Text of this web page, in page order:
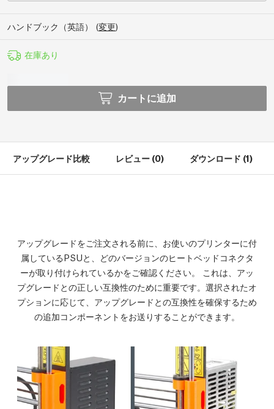
ハンドブック（英語） (変更)
在庫あり
カートに追加
アップグレード比較 レビュー (0) ダウンロード (1)
アップグレードをご注文される前に、お使いのプリンターに付
属しているPSUと、どのバージョンのヒートベッドコネクタ
ーが取り付けられているかをご確認ください。 これは、アッ
プグレードとの正しい互換性のために重要です。選択されたオ
プションに応じて、アップグレードとの互換性を確保するため
の追加コンポーネントをお送りすることができます。